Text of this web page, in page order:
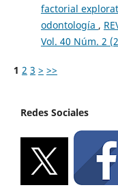
factorial
odontología ,
Vol. 40 Núm. 2
1 2 3 > >>
Redes Sociales